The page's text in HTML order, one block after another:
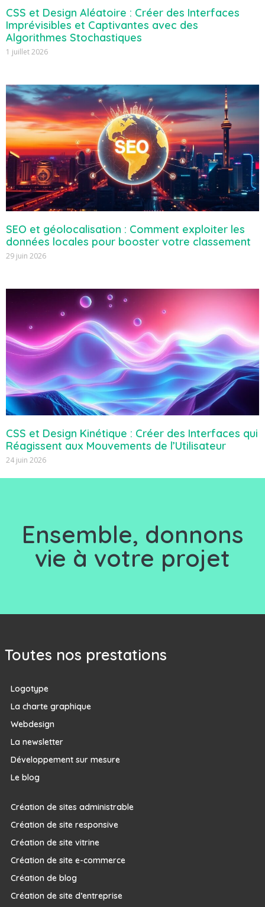
CSS et Design Aléatoire : Créer des Interfaces
Imprévisibles et Captivantes avec des
Algorithmes Stochastiques
1 juillet 2026
SEO et géolocalisation : Comment exploiter les
données locales pour booster votre classement
29 juin 2026
CSS et Design Kinétique : Créer des Interfaces qui
Réagissent aux Mouvements de l’Utilisateur
24 juin 2026
Ensemble, donnons
vie à votre projet
Toutes nos prestations
Logotype
La charte graphique
Webdesign
La newsletter
Développement sur mesure
Le blog
Création de sites administrable
Création de site responsive
Création de site vitrine
Création de site e-commerce
Création de blog
Création de site d’entreprise